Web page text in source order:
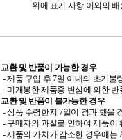
위에 표기 사항 이외의 배송
교환 및 반품이 가능한 경우
- 제품 구입 후 7일 이내의 초기불
- 미개봉한 제품중 변심에 의한
교환 및 반품이 불가능한 경우
- 상품 수령한지 7일이 경과 했을
- 구매자의 과실로 인하여 제품이
- 제품의 가치가 감소한 경우에는